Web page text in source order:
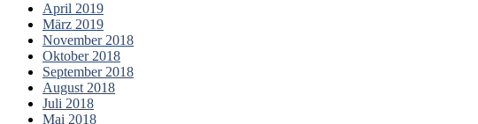
April 2019
März 2019
November 2018
Oktober 2018
September 2018
August 2018
Juli 2018
Mai 2018